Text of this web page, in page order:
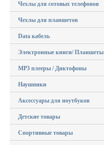
Чехлы для сотовых телефонов
Чехлы для планшетов
Data кабель
Электронные книги/ Планшеты
MP3 плееры / Диктофоны
Наушники
Аксессуары для ноутбуков
Детские товары
Спортивные товары